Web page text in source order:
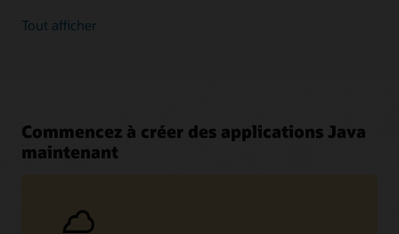
Tout afficher
Commencez à créer des applications Java
maintenant